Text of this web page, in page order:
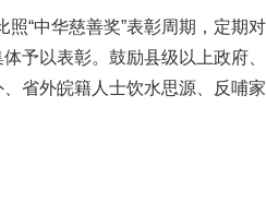
照“中华慈善奖”表彰周期，定期
予以表彰。鼓励县级以上政府
省外皖籍人士饮水思源、反哺